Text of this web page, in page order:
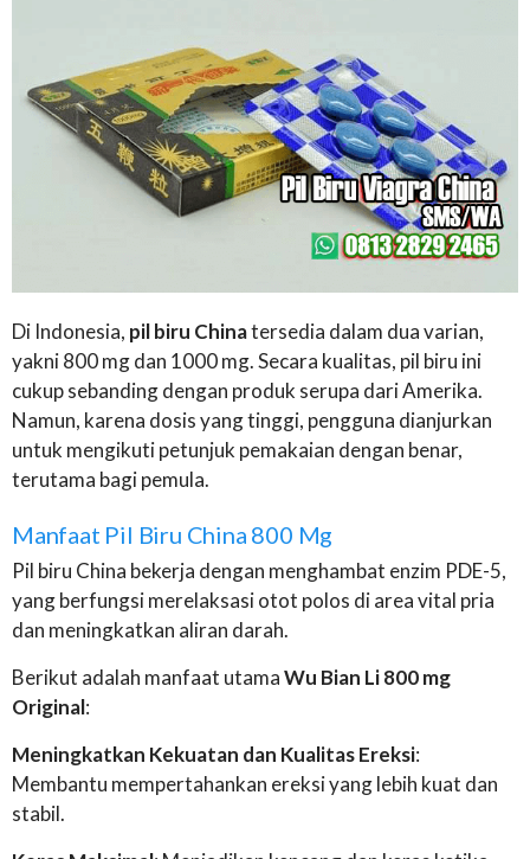
Di Indonesia, pil biru Chinatersedia dalam dua varian,
yakni 800 mg dan 1000 mg. Secara kualitas, pil biru ini
cukup sebanding dengan produk serupa dari Amerika.
Namun, karena dosis yang tinggi, pengguna dianjurkan
untuk mengikuti petunjuk pemakaian dengan benar,
terutama bagi pemula.
Manfaat Pil Biru China 800 Mg
Pil biru China bekerja dengan menghambat enzim PDE-5,
yang berfungsi merelaksasi otot polos di area vital pria
dan meningkatkan aliran darah.
Berikut adalah manfaat utamaWu Bian Li 800 mg
Original:
Meningkatkan Kekuatan dan Kualitas Ereksi:
Membantu mempertahankan ereksi yang lebih kuat dan
stabil.